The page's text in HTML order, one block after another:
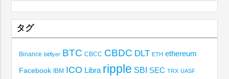
タグ
Binance bitflyer BTC CBCC CBDC DLT ETH ethereum
Facebook IBM ICO Libra ripple SBI SEC TRX UASF